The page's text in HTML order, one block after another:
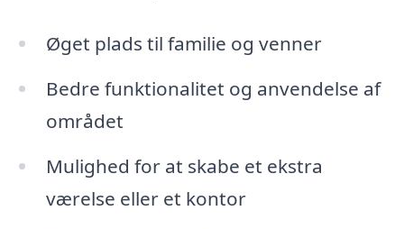
Øget plads til familie og venner
Bedre funktionalitet og anvendelse af
området
Mulighed for at skabe et ekstra
værelse eller et kontor